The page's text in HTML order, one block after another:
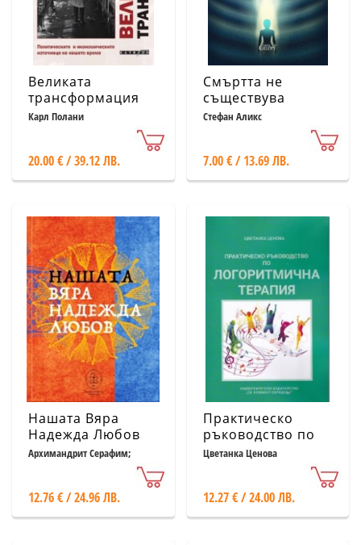
Великата
трансформация
Карл Полани
20.00 € / 39.12 ЛВ.
Смъртта не
съществува
Стефан Аликс
7.00 € / 13.69 ЛВ.
Нашата Вяра
Надежда Любов
Архимандрит Серафим;
12.76 € / 24.96 ЛВ.
Практическо
ръководство по
логоритмична
Цветанка Ценова
12.27 € / 24.00 ЛВ.